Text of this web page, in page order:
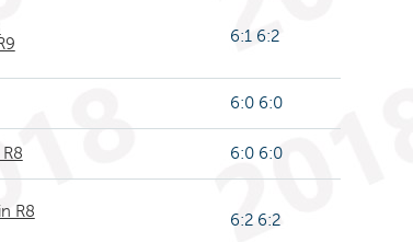
6:1 6:2
6:0 6:0
6:0 6:0
R8
6:2 6:2